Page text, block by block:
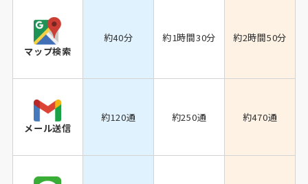
マップ検索
約40分 約1時間30分 約2時間50分
メール送信
約120通 約250通 約470通